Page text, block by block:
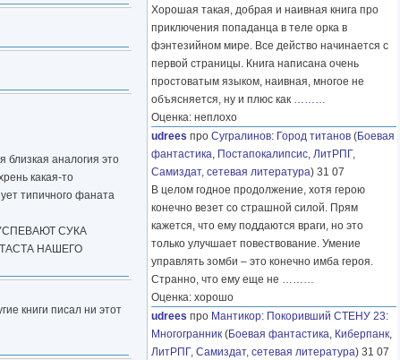
близкая аналогия это
какая-то
типичного фаната
СУКА
НАШЕГО
книги писал ни этот
Хорошая такая, добрая и наивная книга про
приключения попаданца в теле орка в
фэнтезийном мире. Все действо начинается с
первой страницы. Книга написана очень
простоватым языком, наивная, многое не
объясняется, ну и плюс как ………
Оценка: неплохо
udrees про Сугралинов: Город титанов (Боевая
фантастика, Постапокалипсис, ЛитРПГ,
Самиздат, сетевая литература) 31 07
В целом годное продолжение, хотя герою
конечно везет со страшной силой. Прям
кажется, что ему поддаются враги, но это
только улучшает повествование. Умение
управлять зомби – это конечно имба героя.
Странно, что ему еще не ………
Оценка: хорошо
udrees про Мантикор: Покоривший СТЕНУ 23:
Многогранник (Боевая фантастика, Киберпанк,
ЛитРПГ, Самиздат, сетевая литература) 31 07